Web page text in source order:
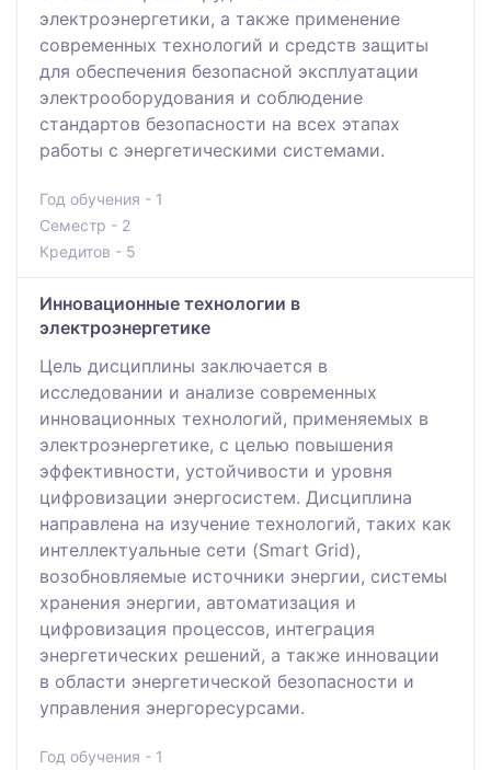
электроэнергетики, а также применение
современных технологий и средств защиты
для обеспечения безопасной эксплуатации
электрооборудования и соблюдение
стандартов безопасности на всех этапах
работы с энергетическими системами.
Год обучения - 1
Семестр - 2
Кредитов - 5
Инновационные технологии в
электроэнергетике
Цель дисциплины заключается в
исследовании и анализе современных
инновационных технологий, применяемых в
электроэнергетике, с целью повышения
эффективности, устойчивости и уровня
цифровизации энергосистем. Дисциплина
направлена на изучение технологий, таких как
интеллектуальные сети (Smart Grid),
возобновляемые источники энергии, системы
хранения энергии, автоматизация и
цифровизация процессов, интеграция
энергетических решений, а также инновации
в области энергетической безопасности и
управления энергоресурсами.
Год обучения - 1